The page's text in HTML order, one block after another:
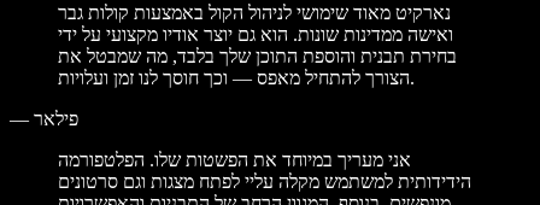
נארקיט מאוד שימושי לניהול הקול באמצעות קולות גבר
ואישה ממדינות שונות. הוא גם יוצר אודיו מקצועי על ידי
בחירת תבנית והוספת התוכן שלך בלבד, מה שמבטל את
הצורך להתחיל מאפס — וכך חוסך לנו זמן ועלויות.
— פילאר
אני מעריך במיוחד את הפשטות שלו. הפלטפורמה
הידידותית למשתמש מקלה עליי לפתח מצגות וגם סרטונים